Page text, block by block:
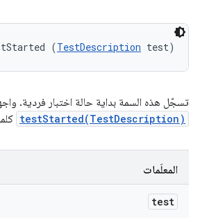
(TestDescription test)
تسجّل هذه السمة بداية حالة اختبار فردية.
testStarted(TestDescription)
المعلَمات
test